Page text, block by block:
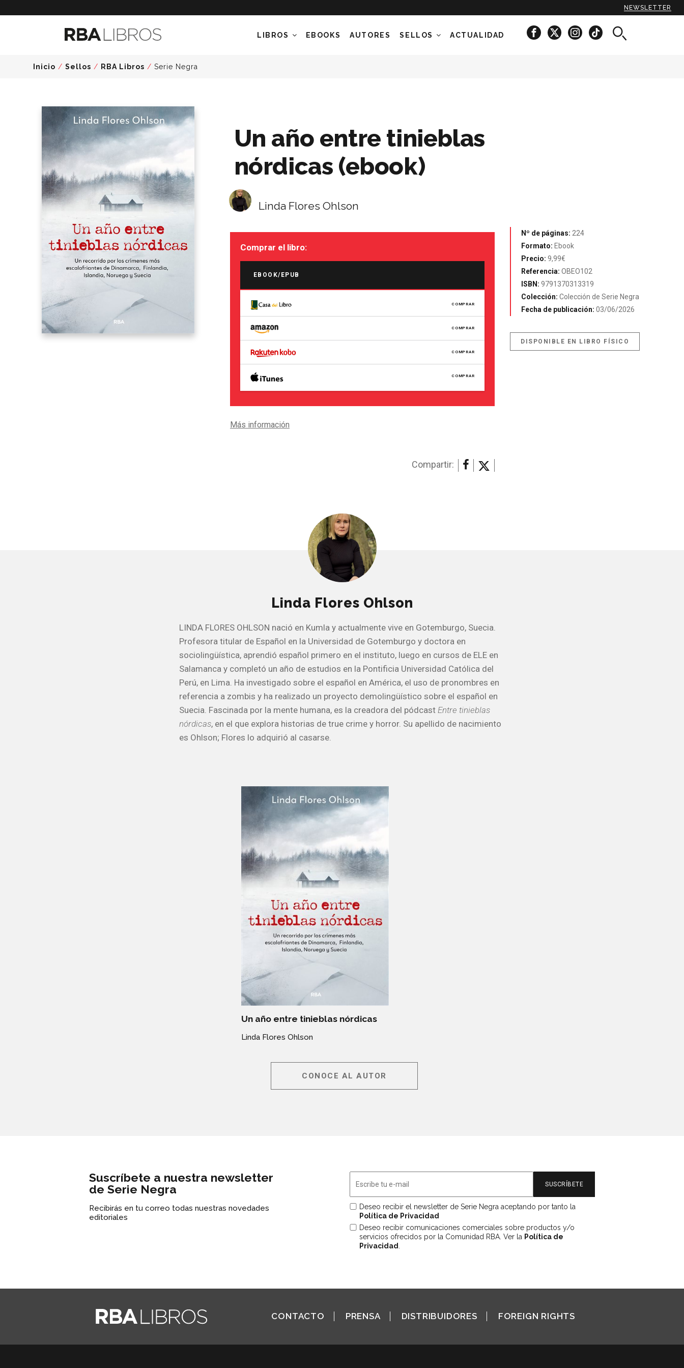
NEWSLETTER
LIBROS EBOOKS AUTORES SELLOS ACTUALIDAD
Inicio / Sellos / RBA Libros / Serie Negra
Un año entre tinieblas
nórdicas (ebook)
Linda Flores Ohlson
Comprar el libro:
EBOOK/EPUB
COMPRAR
COMPRAR
COMPRAR
COMPRAR
Nº de páginas: 224
Formato: Ebook
Precio:9,99€
Referencia:OBEO102
ISBN:9791370313319
Colección:Colección de Serie Negra
Fecha de publicación:03/06/2026
DISPONIBLE EN LIBRO FÍSICO
Más información
Compartir:
Linda Flores Ohlson
LINDA FLORES OHLSON nació en Kumla y actualmente vive en Gotemburgo, Suecia.
Profesora titular de Español en la Universidad de Gotemburgo y doctora en
sociolingüística, aprendió español primero en el instituto, luego en cursos de ELE en
Salamanca y completó un año de estudios en la Pontificia Universidad Católica del
Perú, en Lima. Ha investigado sobre el español en América, el uso de pronombres en
referencia a zombis y ha realizado un proyecto demolingüístico sobre el español en
Suecia. Fascinada por la mente humana, es la creadora del pódcast Entre tinieblas
nórdicas, en el que explora historias de true crime y horror. Su apellido de nacimiento
es Ohlson; Flores lo adquirió al casarse.
Un año entre tinieblas nórdicas
Linda Flores Ohlson
CONOCE AL AUTOR
Suscríbete a nuestra newsletter
de Serie Negra
Recibirás en tu correo todas nuestras novedades
editoriales
Deseo recibir el newsletter de Serie Negra aceptando por tanto la
Política de Privacidad
Deseo recibir comunicaciones comerciales sobre productos y/o
servicios ofrecidos por la Comunidad RBA. Ver la Política de
Privacidad
CONTACTO PRENSA DISTRIBUIDORES FOREIGN RIGHTS